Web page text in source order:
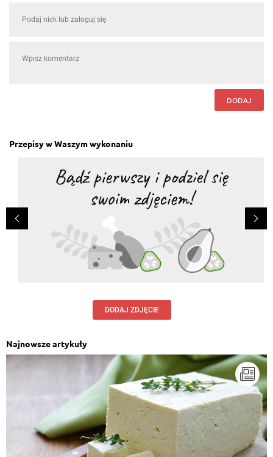
DODAJ
Przepisy w Waszym wykonaniu
DODAJ ZDJĘCIE
Najnowsze artykuły